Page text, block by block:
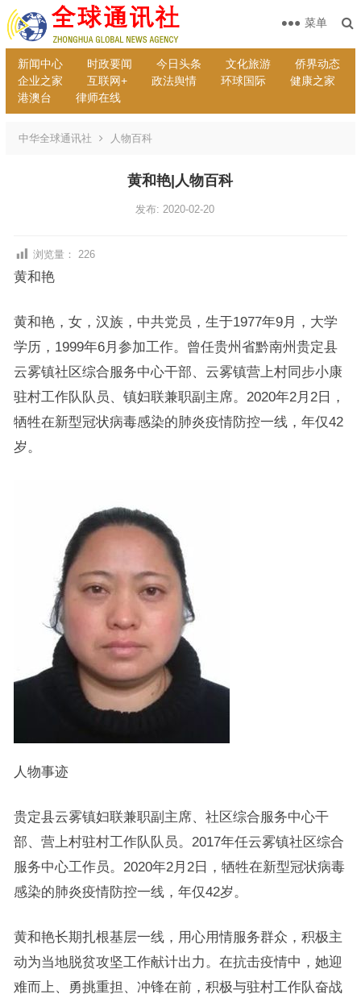
新闻中心 时政要闻 今日头条 文化旅游
侨界动态
企业之家
互联网+ 政法舆情 环球国际
健康之家
港澳台
律师在线
菜单
中华全球通讯社 人物百科
黄和艳|人物百科
发布: 2020-02-20
浏览量： 226
黄和艳
黄和艳，女，汉族，中共党员，生于1977年9月，大学
学历，1999年6月参加工作。曾任贵州省黔南州贵定县
云雾镇社区综合服务中心干部、云雾镇营上村同步小康
驻村工作队队员、镇妇联兼职副主席。2020年2月2日，
牺牲在新型冠状病毒感染的肺炎疫情防控一线，年仅42
岁。
人物事迹
贵定县云雾镇妇联兼职副主席、社区综合服务中心干
部、营上村驻村工作队队员。2017年任云雾镇社区综合
服务中心工作员。2020年2月2日，牺牲在新型冠状病毒
感染的肺炎疫情防控一线，年仅42岁。
黄和艳长期扎根基层一线，用心用情服务群众，积极主
动为当地脱贫攻坚工作献计出力。在抗击疫情中，她迎
难而上、勇挑重担、冲锋在前，积极与驻村工作队奋战